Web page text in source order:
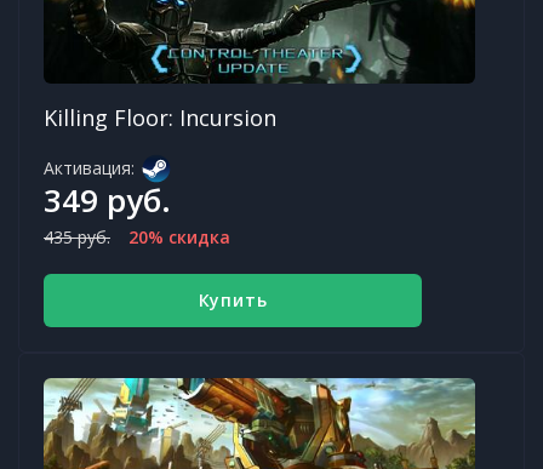
Killing Floor: Incursion
Активация:
349 руб.
435 руб. 20% скидка
Купить